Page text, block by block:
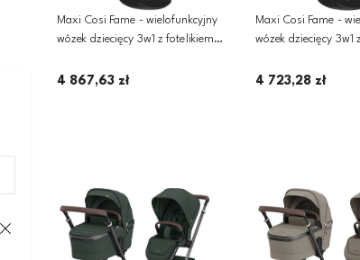
Maxi Cosi Fame - wielofunkcyjny
wózek dziecięcy 3w1 z fotelikiem
4 867,63 zł
Maxi Cosi Fame -
wózek dziecięcy 3w1
4 723,28 zł